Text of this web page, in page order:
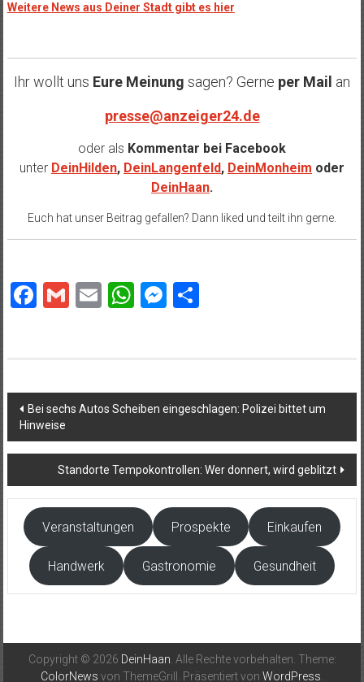
Weitere News aus Deiner Stadt gibt es hier
Ihr wollt uns Eure Meinung sagen? Gerne per Mail an
presse@anzeiger24.de
oder als Kommentar bei Facebook
unter DeinHilden, DeinLangenfeld, DeinMonheim oder
DeinHaan.
Euch hat unser Beitrag gefallen? Dann liked und teilt ihn gerne.
Facebook
GmailEmailWhatsApp
Messenger
Beitragsnavigation
Bei sechs Autos Scheiben eingeschlagen: Polizei bittet um
Hinweise
Standorte Tempokontrollen: Wer donnert, wird geblitzt
Veranstaltungen Prospekte Einkaufen
Handwerk Gastronomie Gesundheit
Copyright © 2026 DeinHaan. Alle Rechte vorbehalten. Theme:
ColorNews von ThemeGrill. Präsentiert von WordPress.